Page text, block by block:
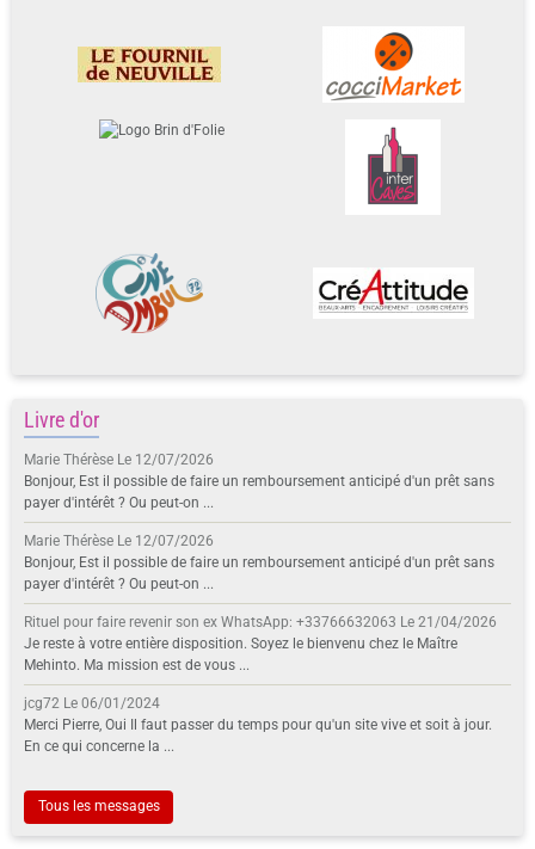
Livre d'or
Marie Thérèse Le 12/07/2026
Bonjour, Est il possible de faire un remboursement anticipé d'un prêt sans
payer d'intérêt ? Ou peut-on ...
Marie Thérèse Le 12/07/2026
Bonjour, Est il possible de faire un remboursement anticipé d'un prêt sans
payer d'intérêt ? Ou peut-on ...
Rituel pour faire revenir son ex WhatsApp: +33766632063 Le 21/04/2026
Je reste à votre entière disposition. Soyez le bienvenu chez le Maître
Mehinto. Ma mission est de vous ...
jcg72 Le 06/01/2024
Merci Pierre, Oui Il faut passer du temps pour qu'un site vive et soit à jour.
En ce qui concerne la ...
Tous les messages